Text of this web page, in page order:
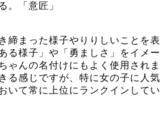
。「意匠」
締まった様子やりりしいことを表
る様子」や「勇ましさ」をイメー
ゃんの名付けにもよく使用されま
る感じですが、特に女の子に人気
いて常に上位にランクインしてい